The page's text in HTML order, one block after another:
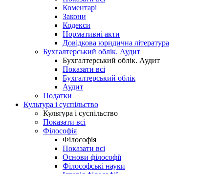
Коментарі
Закони
Кодекси
Нормативні акти
Довідкова юридична література
Бухгалтерський облік. Аудит
Бухгалтерський облік. Аудит
Показати всі
Бухгалтерський облік
Аудит
Податки
Культура і суспільство
Культура і суспільство
Показати всі
Філософія
Філософія
Показати всі
Основи філософії
Філософські науки